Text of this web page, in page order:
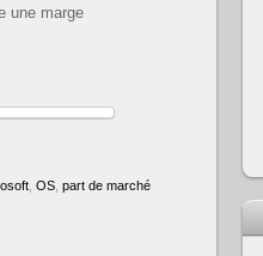
une marge
OS part de marché